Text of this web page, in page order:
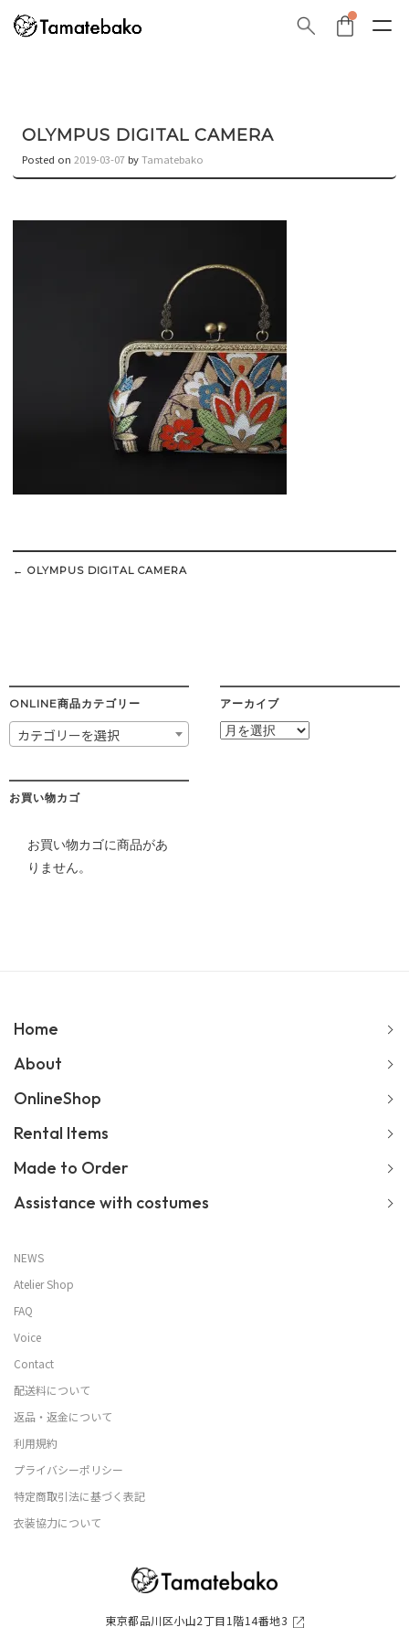
OLYMPUS DIGITAL CAMERA
Posted on 2019-03-07 byTamatebako
Post
navigation
← OLYMPUS DIGITAL CAMERA
ONLINE商品カテゴリー
カテゴリーを選択
アーカイブ
ア
お買い物カゴ
お買い物カゴに商品があ
りません。
東京都品川区小山2丁目1階14番地3
Home
About
OnlineShop
Rental Items
Made to Order
Assistance with costumes
NEWS
Atelier Shop
FAQ
Voice
Contact
配送料について
返品・返金について
利用規約
プライバシーポリシー
特定商取引法に基づく表記
衣装協力について